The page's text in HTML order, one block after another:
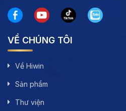
VỀ CHÚNG TÔI
Về Hiwin
Sản phẩm
Thư viện